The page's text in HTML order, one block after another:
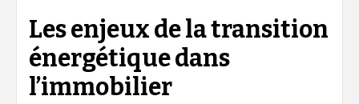
Les enjeux de la transition
énergétique dans
l’immobilier